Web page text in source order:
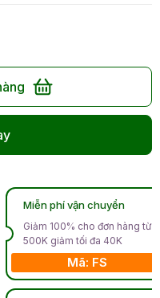
Miễn phí vận chuyển
Giảm 100% cho đơn hàng từ
500K giảm tối đa 40K
Mã: FS